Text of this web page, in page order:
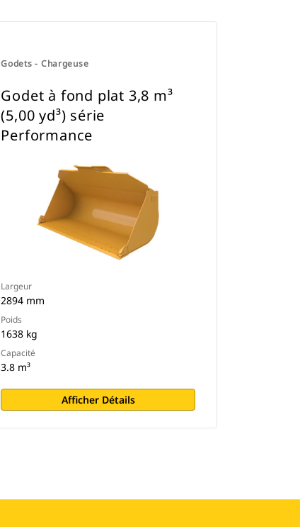
Godets - Chargeuse
Godet à fond plat 3,8 m³
(5,00 yd³) série
Performance
Largeur
2894 mm
Poids
1638 kg
Capacité
3.8 m³
Afficher Détails